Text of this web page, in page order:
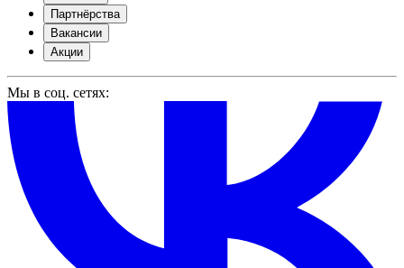
Партнёрства
Вакансии
Акции
Мы в соц. сетях: